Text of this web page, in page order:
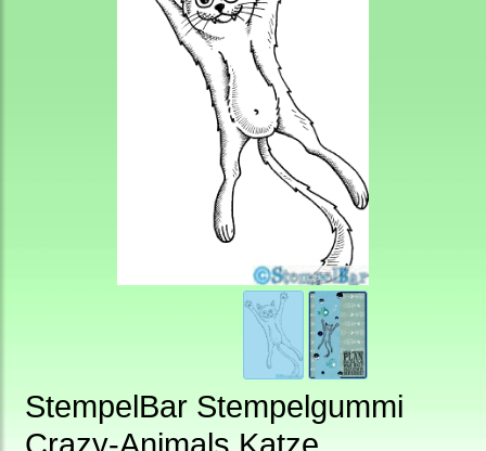
StempelBar Stempelgummi